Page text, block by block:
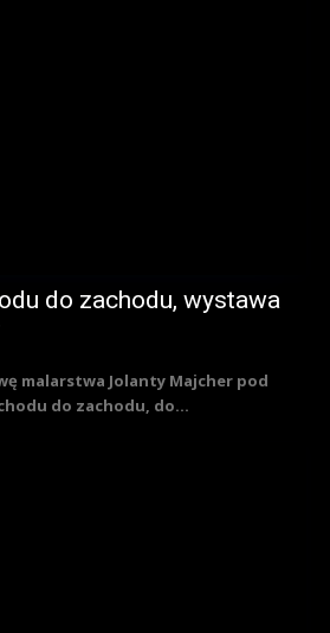
do zachodu, wystawa
malarstwa Jolanty Majcher pod
do zachodu, do...